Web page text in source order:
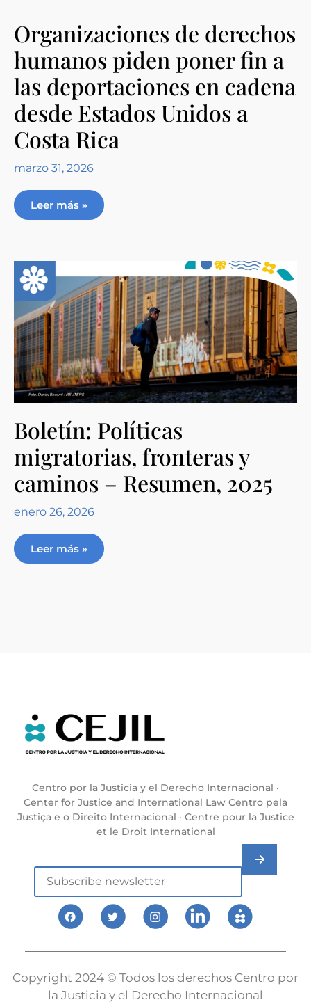
Organizaciones de derechos
humanos piden poner fin a
las deportaciones en cadena
desde Estados Unidos a
Costa Rica
marzo 31, 2026
Leer más »
Boletín: Políticas
migratorias, fronteras y
caminos – Resumen, 2025
enero 26, 2026
Leer más »
Centro por la Justicia y el Derecho Internacional ·
Center for Justice and International Law Centro pela
Justiça e o Direito Internacional · Centre pour la Justice
et le Droit International
Copyright 2024 © Todos los derechos Centro por
la Justicia y el Derecho Internacional